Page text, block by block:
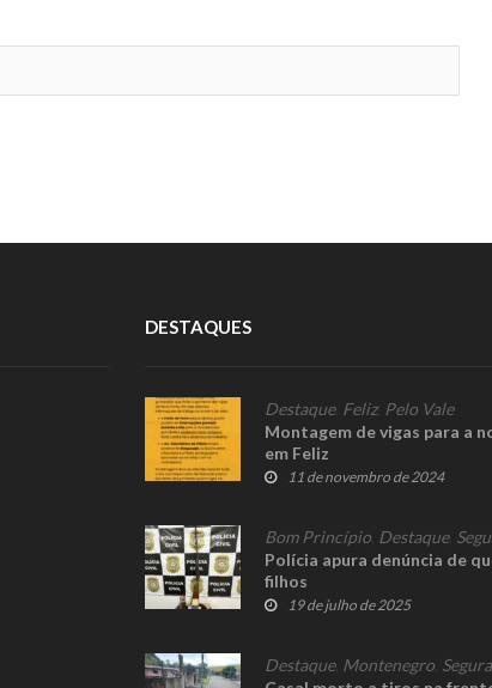
DESTAQUES
Destaque, Feliz, Pelo Vale
Montagem de vigas para a
em Feliz
11 de novembro de 2024
Bom Princípio Destaque,
Polícia apura denúncia de
filhos
19 de julho de 2025
Destaque, Montenegro